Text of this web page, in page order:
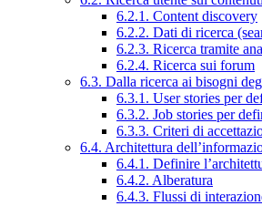
6.2.1. Content discovery
6.2.2. Dati di ricerca
6.2.3. Ricerca tramite
6.2.4. Ricerca sui forum
6.3. Dalla ricerca ai bisogni
6.3.1. User stories per
6.3.2. Job stories per
6.3.3. Criteri di
6.4. Architettura
6.4.1. Definire
6.4.2. Alberatura
6.4.3. Flussi di